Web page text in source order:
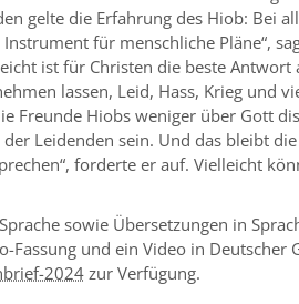
gelte die Erfahrung des Hiob: Bei
für menschliche Pläne“,
ist für Christen die beste
lassen, Leid, Hass, Krieg und
Freunde Hiobs weniger über Gott
Leidenden sein. Und das bleibt
forderte er auf. Vielleicht
sowie Übersetzungen in
Fassung und ein Video in Deutscher
2024 zur Verfügung.